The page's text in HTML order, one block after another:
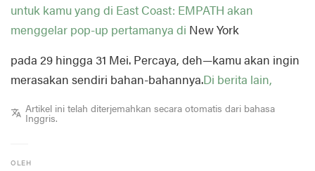
untuk kamu yang di East Coast: EMPATH akan
menggelar pop-up pertamanya di New York
pada 29 hingga 31 Mei. Percaya, deh—kamu akan ingin
merasakan sendiri bahan-bahannya.Di berita lain,
Artikel ini telah diterjemahkan secara otomatis dari bahasa
Inggris.
OLEH